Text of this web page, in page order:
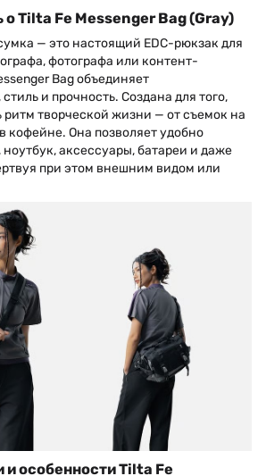
о Tilta Fe Messenger Bag (Gray)
— это настоящий EDC-рюкзак для
фотографа или контент-
Bag объединяет
и прочность. Создана для того,
творческой жизни — от съемок на
кофейне. Она позволяет удобно
ноутбук, аксессуары, батареи и даже
при этом внешним видом или
и особенности Tilta Fe